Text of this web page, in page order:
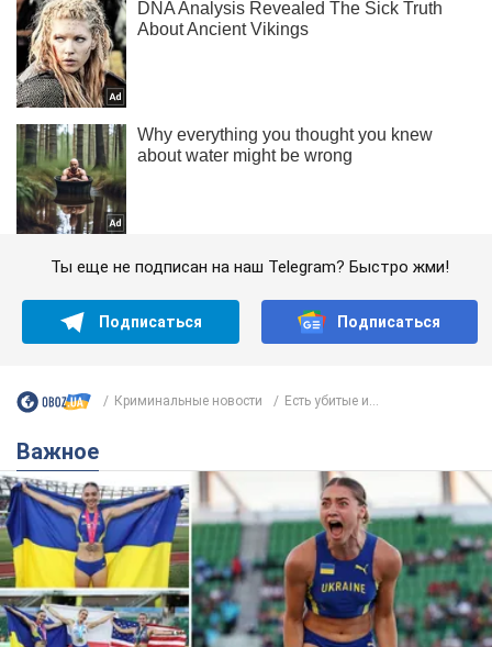
Ты еще не подписан на наш Telegram? Быстро жми!
Подписаться Подписаться
Криминальные новости Есть убитые и...
Важное